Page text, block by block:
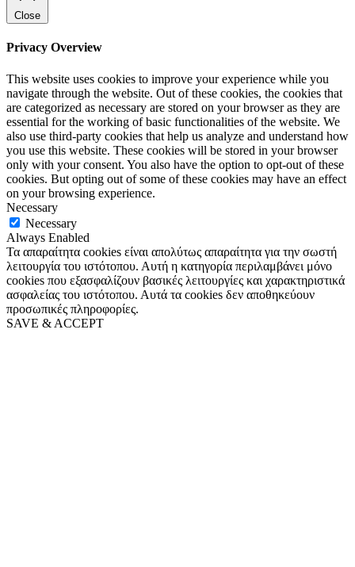
Close
Privacy Overview
This website uses cookies to improve your experience while you
navigate through the website. Out of these cookies, the cookies that
are categorized as necessary are stored on your browser as they are
essential for the working of basic functionalities of the website. We
also use third-party cookies that help us analyze and understand how
you use this website. These cookies will be stored in your browser
only with your consent. You also have the option to opt-out of these
cookies. But opting out of some of these cookies may have an effect
on your browsing experience.
Necessary
Necessary
Always Enabled
Τα απαραίτητα cookies είναι απολύτως απαραίτητα για την σωστή
λειτουργία του ιστότοπου. Αυτή η κατηγορία περιλαμβάνει μόνο
cookies που εξασφαλίζουν βασικές λειτουργίες και χαρακτηριστικά
ασφαλείας του ιστότοπου. Αυτά τα cookies δεν αποθηκεύουν
προσωπικές πληροφορίες.
SAVE & ACCEPT